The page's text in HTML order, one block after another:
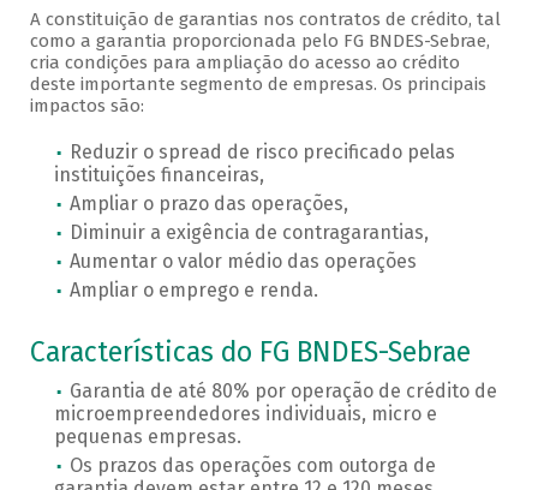
A constituição de garantias nos contratos de crédito, tal
como a garantia proporcionada pelo FG BNDES-Sebrae,
cria condições para ampliação do acesso ao crédito
deste importante segmento de empresas. Os principais
impactos são:
Reduzir o spread de risco precificado pelas
instituições financeiras,
Ampliar o prazo das operações,
Diminuir a exigência de contragarantias,
Aumentar o valor médio das operações
Ampliar o emprego e renda.
Características do FG BNDES-Sebrae
Garantia de até 80% por operação de crédito de
microempreendedores individuais, micro e
pequenas empresas.
Os prazos das operações com outorga de